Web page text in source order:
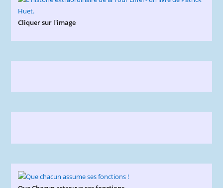
Cliquer sur l'image